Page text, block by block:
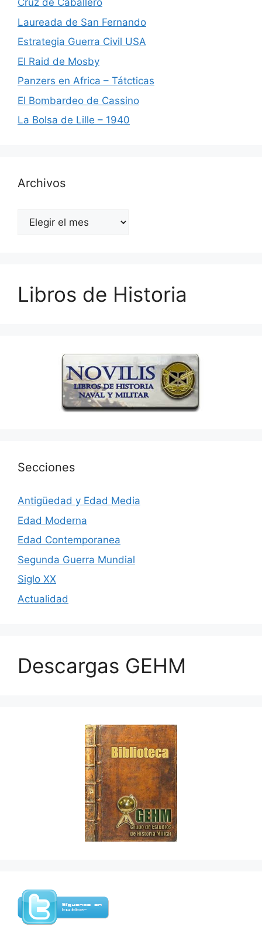
Cruz de Caballero
Laureada de San Fernando
Estrategia Guerra Civil USA
El Raid de Mosby
Panzers en Africa – Tátcticas
El Bombardeo de Cassino
La Bolsa de Lille – 1940
Archivos
Archivos
Libros de Historia
Secciones
Antigüedad y Edad Media
Edad Moderna
Edad Contemporanea
Segunda Guerra Mundial
Siglo XX
Actualidad
Descargas GEHM